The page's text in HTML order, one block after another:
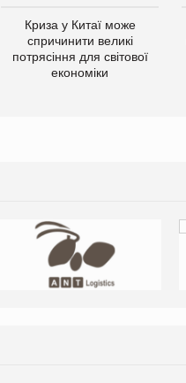
Криза у Китаї може
спричинити великі
потрясіння для світової
економіки